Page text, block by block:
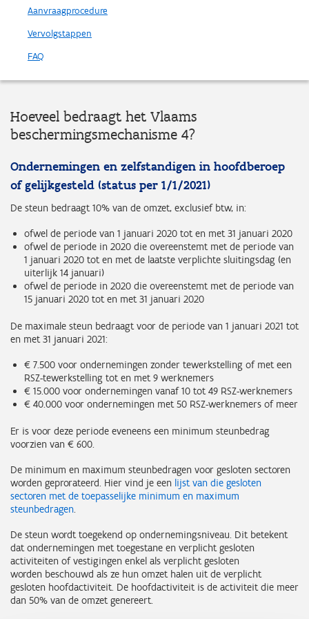
Aanvraagprocedure
Vervolgstappen
FAQ
Hoeveel bedraagt het Vlaams
beschermingsmechanisme 4?
Ondernemingen en zelfstandigen in hoofdberoep
of gelijkgesteld (status per 1/1/2021)
De steun bedraagt 10% van de omzet, exclusief btw, in:
ofwel de periode van 1 januari 2020 tot en met 31 januari 2020
ofwel de periode in 2020 die overeenstemt met de periode van
1 januari 2020 tot en met de laatste verplichte sluitingsdag (en
uiterlijk 14 januari)
ofwel de periode in 2020 die overeenstemt met de periode van
15 januari 2020 tot en met 31 januari 2020
De maximale steun bedraagt voor de periode van 1 januari 2021 tot
en met 31 januari 2021:
€ 7.500 voor ondernemingen zonder tewerkstelling of met een
RSZ-tewerkstelling tot en met 9 werknemers
€ 15.000 voor ondernemingen vanaf 10 tot 49 RSZ-werknemers
€ 40.000 voor ondernemingen met 50 RSZ-werknemers of meer
Er is voor deze periode eveneens een minimum steunbedrag
voorzien van € 600.
De minimum en maximum steunbedragen voor gesloten sectoren
worden geprorateerd. Hier vind je een lijst van die gesloten
sectoren met de toepasselijke minimum en maximum
steunbedragen.
De steun wordt toegekend op ondernemingsniveau. Dit betekent
dat ondernemingen met toegestane en verplicht gesloten
activiteiten of vestigingen enkel als verplicht gesloten
worden beschouwd als ze hun omzet halen uit de verplicht
gesloten hoofdactiviteit. De hoofdactiviteit is de activiteit die meer
dan 50% van de omzet genereert.